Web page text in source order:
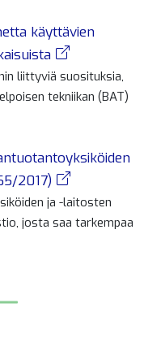
käyttävien
liittyviä suosituksia,
tekniikan (BAT)
2017)
ja -laitosten
josta saa tarkempaa